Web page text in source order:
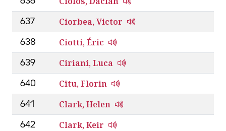
637 Ciorbea, Victor
638 Ciotti, Éric
639 Ciriani, Luca
640 Cîtu, Florin
641 Clark, Helen
642 Clark, Keir